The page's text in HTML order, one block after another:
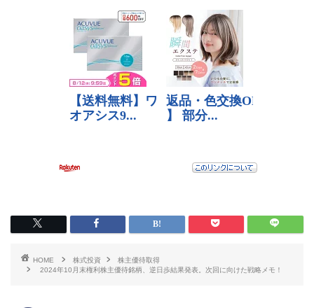
HOME 株式投資
株主優待取得
2024年10月末権利株主優待銘柄、逆日歩結果発表。次回に向けた戦略メモ！